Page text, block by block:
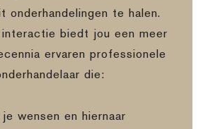
onderhandelingen te halen.
interactie biedt jou een meer
ervaren professionele
die:
wensen en hiernaar